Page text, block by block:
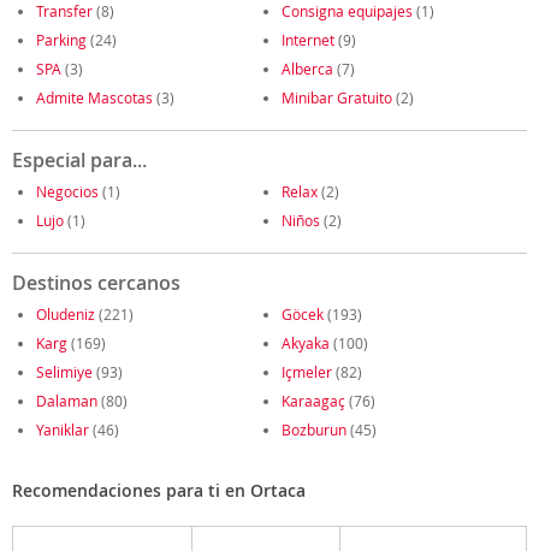
Transfer(8) Consigna equipajes (1)
Parking(24) Internet(9)
SPA (3) Alberca (7)
Admite Mascotas (3) Minibar Gratuito(2)
Especial para...
Negocios (1) Relax(2)
Lujo(1) Niños (2)
Destinos cercanos
Oludeniz (221) Göcek(193)
Karg(169) Akyaka (100)
Selimiye(93) Içmeler(82)
Dalaman(80) Karaagaç(76)
Yaniklar(46) Bozburun(45)
Recomendaciones para ti en Ortaca